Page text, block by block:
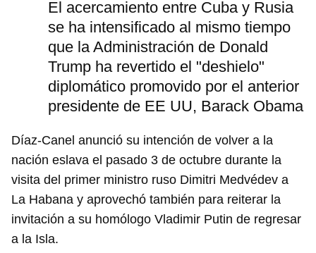
El acercamiento entre Cuba y Rusia
se ha intensificado al mismo tiempo
que la Administración de Donald
Trump ha revertido el "deshielo"
diplomático promovido por el anterior
presidente de EE UU, Barack Obama
Díaz-Canel anunció su intención de volver a la
nación eslava el pasado 3 de octubre durante la
visita del primer ministro ruso Dimitri Medvédev a
La Habana y aprovechó también para reiterar la
invitación a su homólogo Vladimir Putin de regresar
a la Isla.